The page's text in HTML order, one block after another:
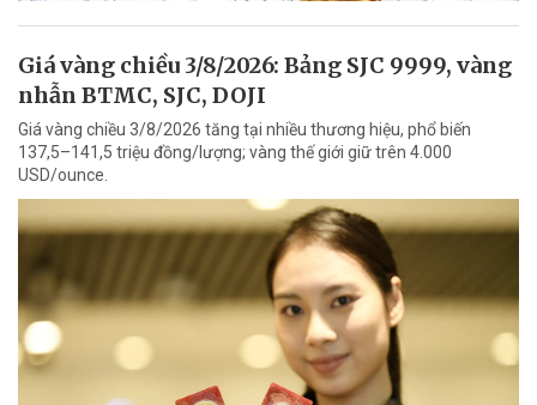
Giá vàng chiều 3/8/2026: Bảng SJC 9999, vàng
nhẫn BTMC, SJC, DOJI
Giá vàng chiều 3/8/2026 tăng tại nhiều thương hiệu, phổ biến
137,5–141,5 triệu đồng/lượng; vàng thế giới giữ trên 4.000
USD/ounce.